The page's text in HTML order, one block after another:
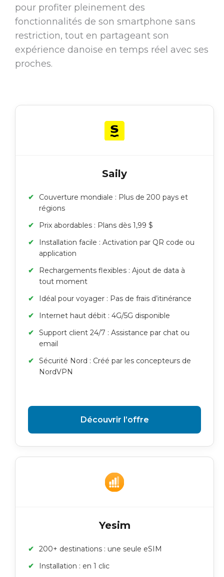
pour profiter pleinement des
fonctionnalités de son smartphone sans
restriction, tout en partageant son
expérience danoise en temps réel avec ses
proches.
Saily
Couverture mondiale : Plus de 200 pays et
régions
Prix abordables : Plans dès 1,99 $
Installation facile : Activation par QR code ou
application
Rechargements flexibles : Ajout de data à
tout moment
Idéal pour voyager : Pas de frais d’itinérance
Internet haut débit : 4G/5G disponible
Support client 24/7 : Assistance par chat ou
email
Sécurité Nord : Créé par les concepteurs de
NordVPN
Découvrir l’offre
Yesim
200+ destinations : une seule eSIM
Installation : en 1 clic